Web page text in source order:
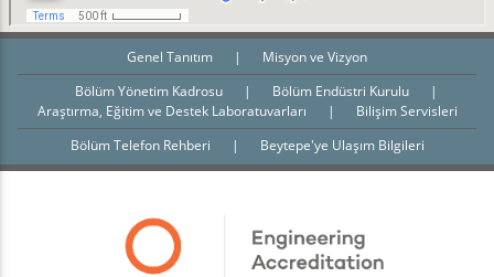
Genel Tanıtım |
Misyon ve Vizyon
Bölüm Yönetim Kadrosu
| Bölüm Endüstri Kurulu
|
Araştırma, Eğitim ve Destek Laboratuvarları
|
Bilişim Servisleri
Bölüm Telefon Rehberi
| Beytepe'ye Ulaşım Bilgileri